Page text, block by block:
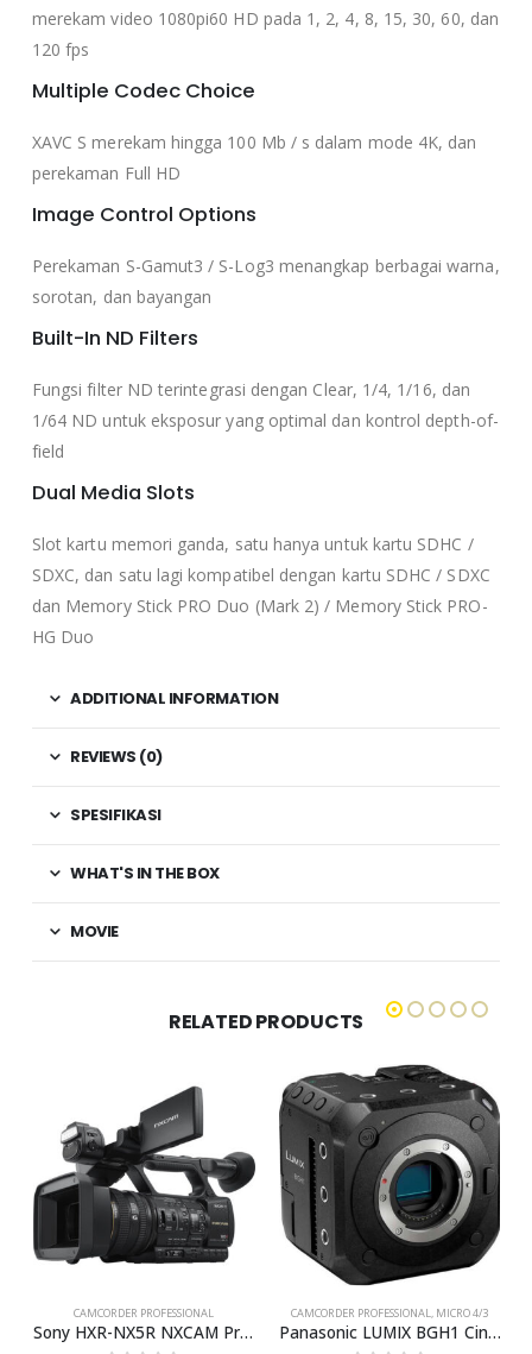
merekam video 1080pi60 HD pada 1, 2, 4, 8, 15, 30, 60, dan
120 fps
Multiple Codec Choice
XAVC S merekam hingga 100 Mb / s dalam mode 4K, dan
perekaman Full HD
Image Control Options
Perekaman S-Gamut3 / S-Log3 menangkap berbagai warna,
sorotan, dan bayangan
Built-In ND Filters
Fungsi filter ND terintegrasi dengan Clear, 1/4, 1/16, dan
1/64 ND untuk eksposur yang optimal dan kontrol depth-of-
field
Dual Media Slots
Slot kartu memori ganda, satu hanya untuk kartu SDHC /
SDXC, dan satu lagi kompatibel dengan kartu SDHC / SDXC
dan Memory Stick PRO Duo (Mark 2) / Memory Stick PRO-
HG Duo
ADDITIONAL INFORMATION
REVIEWS (0)
SPESIFIKASI
WHAT'S IN THE BOX
MOVIE
RELATED PRODUCTS
CAMCORDER PROFESSIONAL
Sony HXR-NX5R NXCAM Professional Camcorder
CAMCORDER PROFESSIONAL MICRO 4/3
Panasonic LUMIX BGH1 Cinema 4K Box Camera